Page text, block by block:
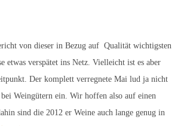
von dieser in Bezug auf Qualität wichtigsten
etwas verspätet ins Netz. Vielleicht ist es aber
Der komplett verregnete Mai lud ja nicht
bei Weingütern ein. Wir hoffen also auf einen
sind die 2012 er Weine auch lange genug in